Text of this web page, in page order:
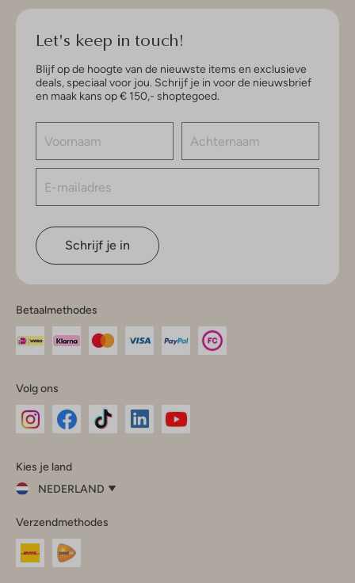
Let's keep in touch!
Blijf op de hoogte van de nieuwste items en exclusieve
deals, speciaal voor jou. Schrijf je in voor de nieuwsbrief
en maak kans op € 150,- shoptegoed.
Schrijf je in
Betaalmethodes
Volg ons
InstagramFacebook
Kies je land
NEDERLAND
je
land
Nederland
Verzendmethodes